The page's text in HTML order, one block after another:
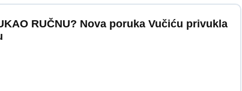
RUČNU? Nova poruka Vučiću privukla